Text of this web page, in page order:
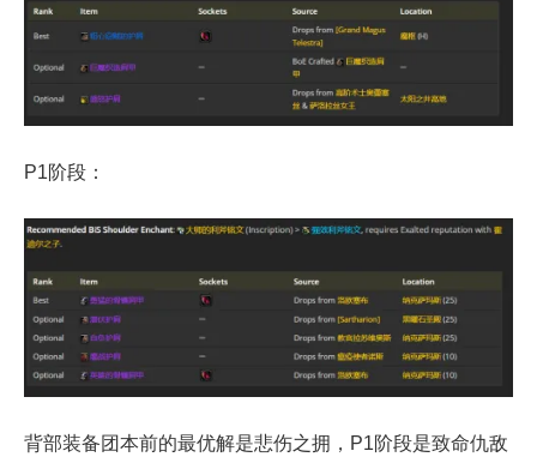
P1阶段：
背部装备团本前的最优解是悲伤之拥，P1阶段是致命仇敌